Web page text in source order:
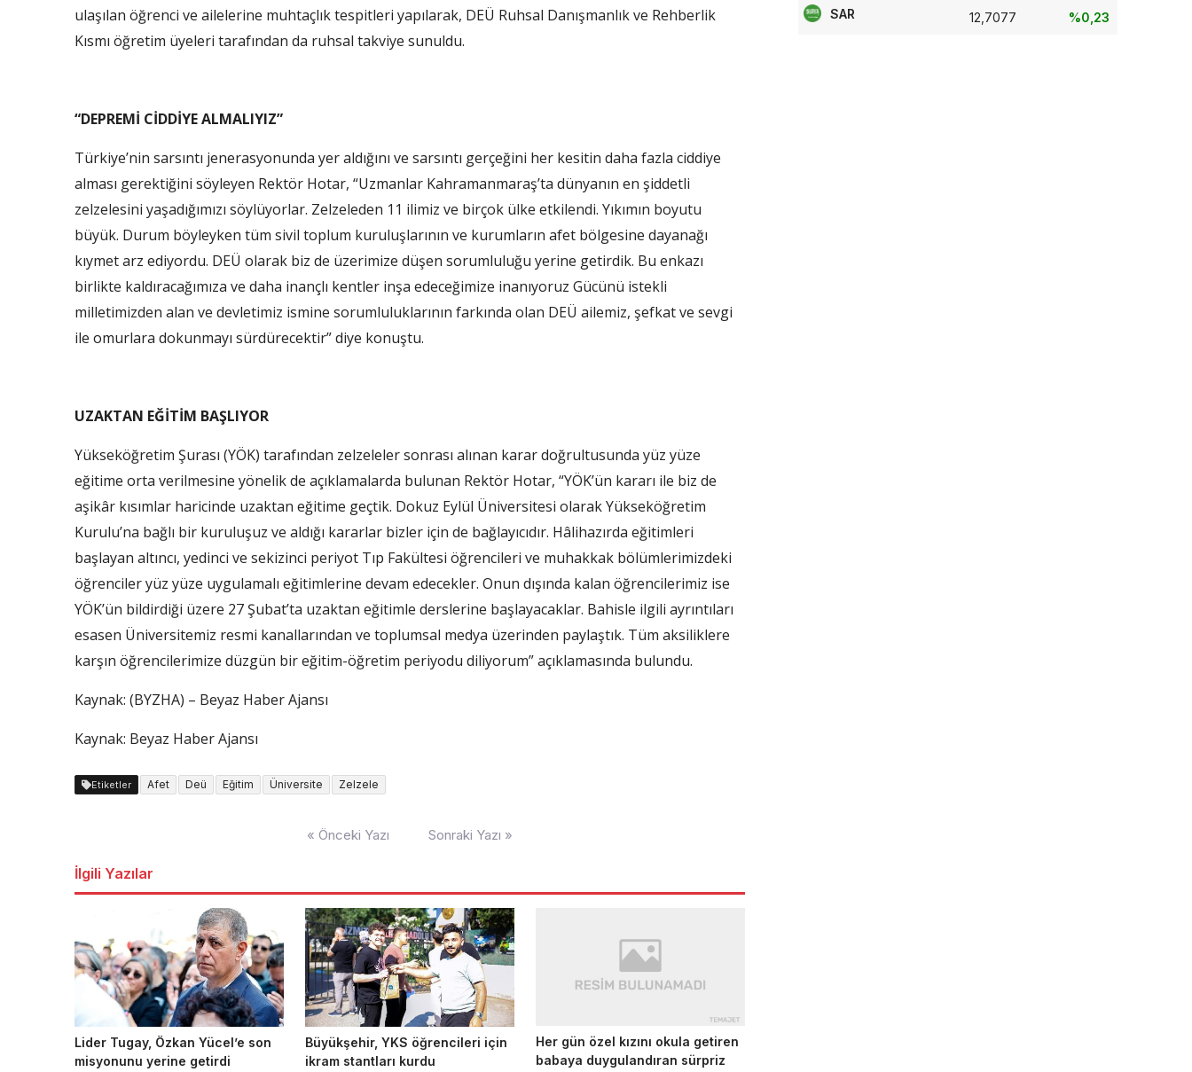
ulaşılan öğrenci ve ailelerine muhtaçlık tespitleri yapılarak, DEÜ Ruhsal Danışmanlık ve Rehberlik
Kısmı öğretim üyeleri tarafından da ruhsal takviye sunuldu.
“DEPREMİ CİDDİYE ALMALIYIZ”
Türkiye’nin sarsıntı jenerasyonunda yer aldığını ve sarsıntı gerçeğini her kesitin daha fazla ciddiye
alması gerektiğini söyleyen Rektör Hotar, “Uzmanlar Kahramanmaraş’ta dünyanın en şiddetli
zelzelesini yaşadığımızı söylüyorlar. Zelzeleden 11 ilimiz ve birçok ülke etkilendi. Yıkımın boyutu
büyük. Durum böyleyken tüm sivil toplum kuruluşlarının ve kurumların afet bölgesine dayanağı
kıymet arz ediyordu. DEÜ olarak biz de üzerimize düşen sorumluluğu yerine getirdik. Bu enkazı
birlikte kaldıracağımıza ve daha inançlı kentler inşa edeceğimize inanıyoruz Gücünü istekli
milletimizden alan ve devletimiz ismine sorumluluklarının farkında olan DEÜ ailemiz, şefkat ve sevgi
ile omurlara dokunmayı sürdürecektir” diye konuştu.
UZAKTAN EĞİTİM BAŞLIYOR
Yükseköğretim Şurası (YÖK) tarafından zelzeleler sonrası alınan karar doğrultusunda yüz yüze
eğitime orta verilmesine yönelik de açıklamalarda bulunan Rektör Hotar, “YÖK’ün kararı ile biz de
aşikâr kısımlar haricinde uzaktan eğitime geçtik. Dokuz Eylül Üniversitesi olarak Yükseköğretim
Kurulu’na bağlı bir kuruluşuz ve aldığı kararlar bizler için de bağlayıcıdır. Hâlihazırda eğitimleri
başlayan altıncı, yedinci ve sekizinci periyot Tıp Fakültesi öğrencileri ve muhakkak bölümlerimizdeki
öğrenciler yüz yüze uygulamalı eğitimlerine devam edecekler. Onun dışında kalan öğrencilerimiz ise
YÖK’ün bildirdiği üzere 27 Şubat’ta uzaktan eğitimle derslerine başlayacaklar. Bahisle ilgili ayrıntıları
esasen Üniversitemiz resmi kanallarından ve toplumsal medya üzerinden paylaştık. Tüm aksiliklere
karşın öğrencilerimize düzgün bir eğitim-öğretim periyodu diliyorum” açıklamasında bulundu.
Kaynak: (BYZHA) – Beyaz Haber Ajansı
Kaynak: Beyaz Haber Ajansı
Etiketler Afet Deü Eğitim Üniversite Zelzele
« Önceki Yazı Sonraki Yazı »
İlgili Yazılar
Lider Tugay, Özkan Yücel’e son
misyonunu yerine getirdi
Büyükşehir, YKS öğrencileri için
ikram stantları kurdu
Her gün özel kızını okula getiren
babaya duygulandıran sürpriz
SAR 12,7077 %0,23